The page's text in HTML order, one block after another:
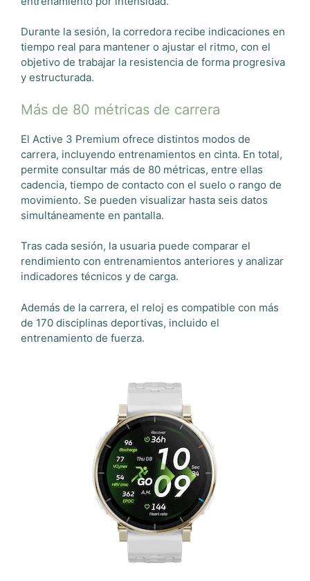
Durante la sesión, la corredora recibe indicaciones en
tiempo real para mantener o ajustar el ritmo, con el
objetivo de trabajar la resistencia de forma progresiva
y estructurada.
Más de 80 métricas de carrera
El Active 3 Premium ofrece distintos modos de
carrera, incluyendo entrenamientos en cinta. En total,
permite consultar más de 80 métricas, entre ellas
cadencia, tiempo de contacto con el suelo o rango de
movimiento. Se pueden visualizar hasta seis datos
simultáneamente en pantalla.
Tras cada sesión, la usuaria puede comparar el
rendimiento con entrenamientos anteriores y analizar
indicadores técnicos y de carga.
Además de la carrera, el reloj es compatible con más
de 170 disciplinas deportivas, incluido el
entrenamiento de fuerza.